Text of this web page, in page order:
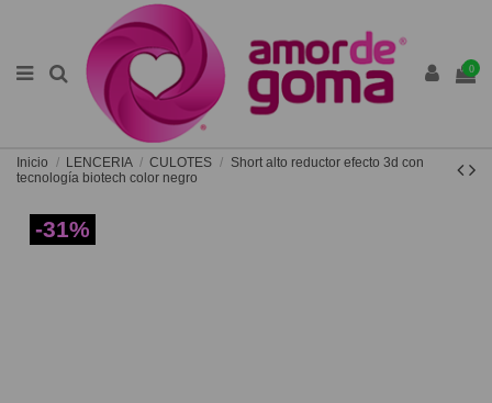
0
Inicio LENCERIA CULOTES
Short alto reductor efecto 3d con
tecnología biotech color negro
-31%